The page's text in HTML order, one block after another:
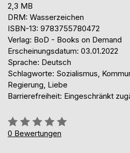
2,3 MB
DRM: Wasserzeichen
ISBN-13: 9783755780472
Verlag: BoD - Books on Demand
Erscheinungsdatum: 03.01.2022
Sprache: Deutsch
Schlagworte: Sozialismus,
Regierung, Liebe
Barrierefreiheit: Eingeschränkt
Bewertung::
0%
0 Bewertungen